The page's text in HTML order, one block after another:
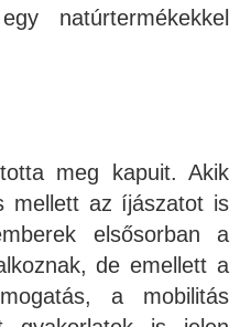
natúrtermékekkel
meg kapuit. Akik
mellett az íjászatot is
elsősorban a
de emellett a
a mobilitás